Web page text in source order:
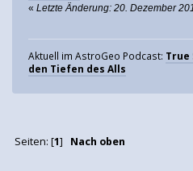
« Letzte Änderung: 20. Dezember
Aktuell im AstroGeo Podcast: True
den Tiefen des Alls
Seiten: [1] Nach oben